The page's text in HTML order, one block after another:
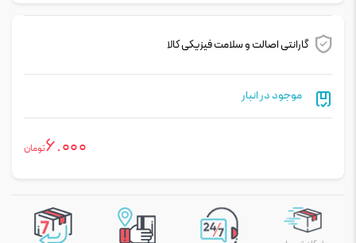
گارانتی اصالت و سلامت فیزیکی کالا
موجود در انبار
6.000تومان